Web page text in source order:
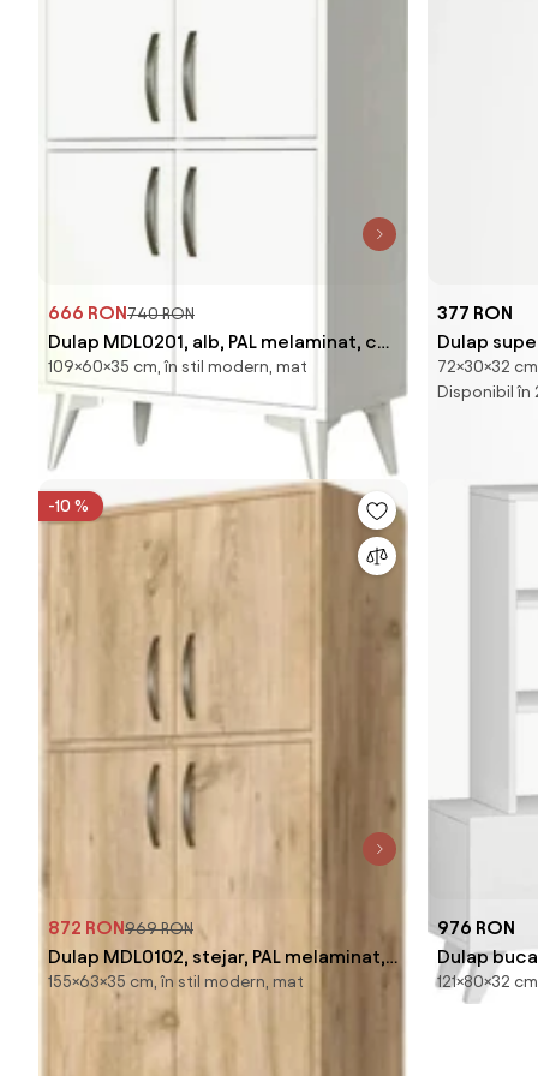
666 RON740 RON
Dulap MDL0201, alb, PAL melaminat, cu
4 usi, 60x35x109 cm
109×60×35 cm, în stil modern, mat
377 RON
Dulap
dreapta,
72×30×32
Disponibil în
-10 %
872 RON969 RON
Dulap MDL0102, stejar, PAL melaminat,
cu 4 usi, 63x35x155 cm
155×63×35 cm, în stil modern, mat
976 RON
Dulap
melaminat,
121×80×32